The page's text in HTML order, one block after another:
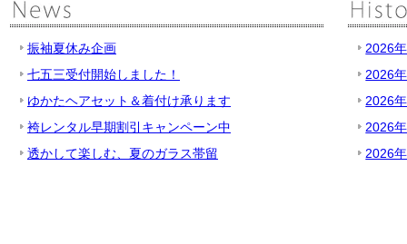
振袖夏休み企画
七五三受付開始しました！
ゆかたヘアセット＆着付け承ります
袴レンタル早期割引キャンペーン中
透かして楽しむ、夏のガラス帯留
2026
2026
2026
2026
2026